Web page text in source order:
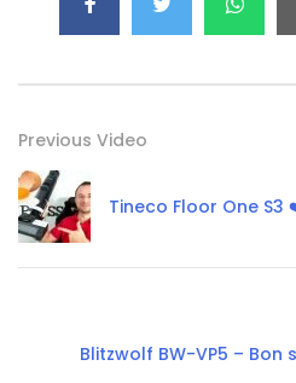
Previous Video
Tineco Floor One
Blitzwolf BW-VP5 – Bon